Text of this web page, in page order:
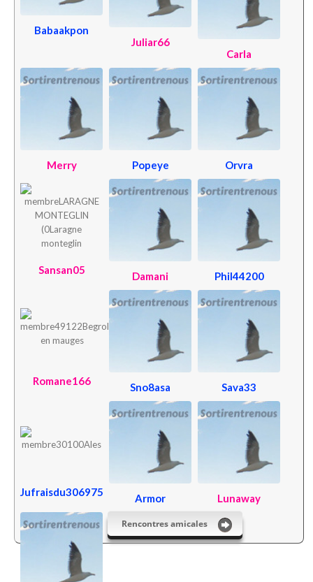
Babaakpon
Juliar66
Carla
Merry Popeye Orvra
Sansan05 Damani Phil44200
Romane166 Sno8asa Sava33
Jufraisdu306975 Armor Lunaway
Rencontres amicales